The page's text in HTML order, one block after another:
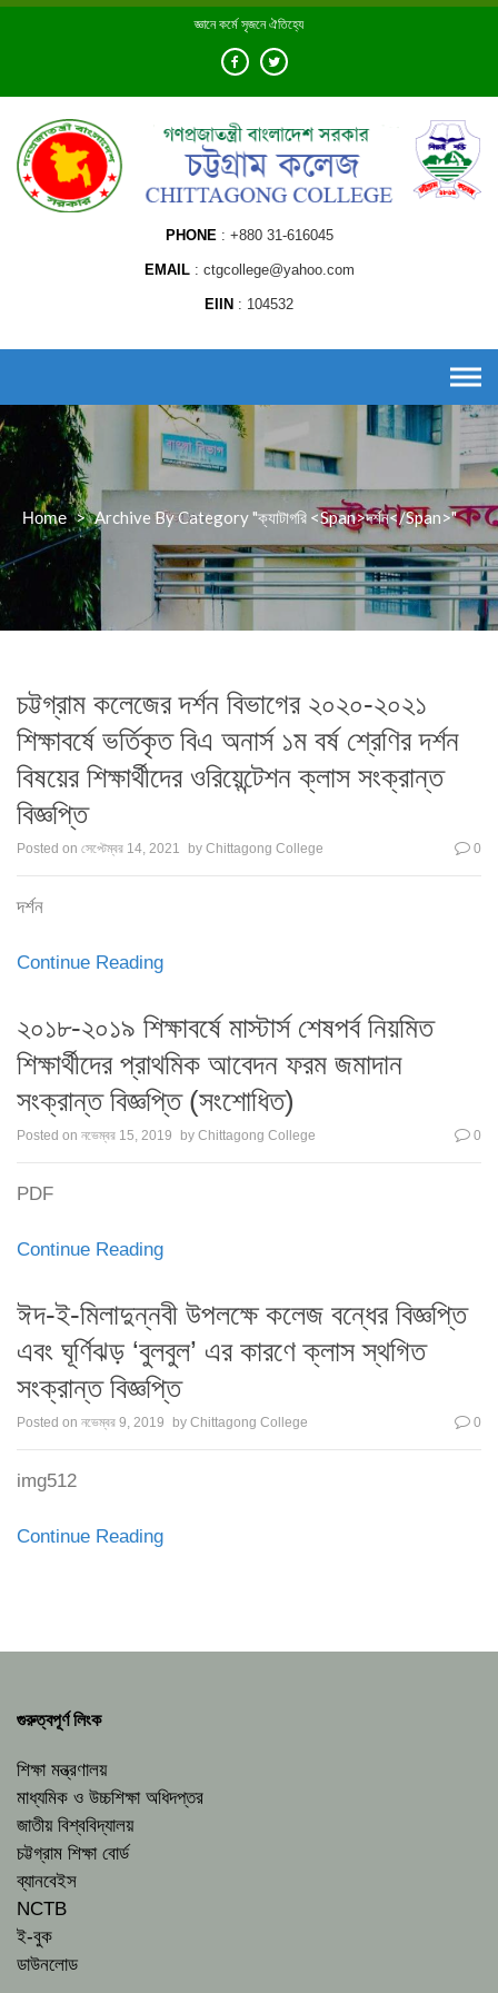
Skip
জ্ঞানে কর্মে সৃজনে ঐতিহ্যে
PHONE +880 31-616045
EMAIL ctgcollege@yahoo.com
EIIN 104532
Home > Archive By Category "ক্যাটাগরি <span>দর্শন</span>"
চট্টগ্রাম কলেজের দর্শন বিভাগের ২০২০-২০২১
শিক্ষাবর্ষে ভর্তিকৃত বিএ অনার্স ১ম বর্ষ শ্রেণির দর্শন
বিষয়ের শিক্ষার্থীদের ওরিয়েন্টেশন ক্লাস সংক্রান্ত
বিজ্ঞপ্তি
Posted on সেপ্টেম্বর 14, 2021 by Chittagong College 0
দর্শন
Continue Reading
২০১৮-২০১৯ শিক্ষাবর্ষে মাস্টার্স শেষপর্ব নিয়মিত
শিক্ষার্থীদের প্রাথমিক আবেদন ফরম জমাদান
সংক্রান্ত বিজ্ঞপ্তি (সংশোধিত)
Posted on নভেম্বর 15, 2019 by Chittagong College 0
PDF
Continue Reading
ঈদ-ই-মিলাদুন্নবী উপলক্ষে কলেজ বন্ধের বিজ্ঞপ্তি
এবং ঘূর্ণিঝড় ‘বুলবুল’ এর কারণে ক্লাস স্থগিত
সংক্রান্ত বিজ্ঞপ্তি
Posted on নভেম্বর 9, 2019 by Chittagong College 0
img512
Continue Reading
গুরুত্বপূর্ণ লিংক
শিক্ষা মন্ত্রণালয়
মাধ্যমিক ও উচ্চশিক্ষা অধিদপ্তর
জাতীয় বিশ্ববিদ্যালয়
চট্টগ্রাম শিক্ষা বোর্ড
ব্যানবেইস
NCTB
ই-বুক
ডাউনলোড